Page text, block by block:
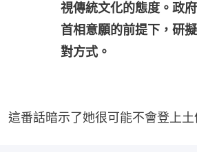
視傳統文化的態度。政
首相意願的前提下，研
對方式。
這番話暗示了她很可能不會登上土